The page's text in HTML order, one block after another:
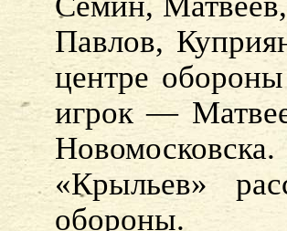
Павлов,
центре
игрок —
«Крыльев»
обороны.